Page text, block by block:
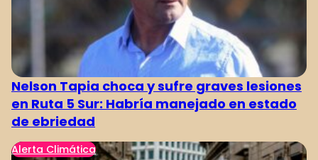
Nelson Tapia choca y sufre graves lesiones
en Ruta 5 Sur: Habría manejado en estado
de ebriedad
Alerta Climática